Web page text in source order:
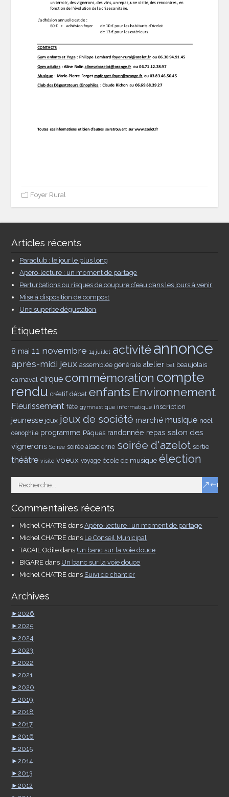
Foyer Rural
Articles récents
Paraclub : le jour le plus long
Apéro-lecture : un moment de partage
Perturbations ou risques de coupure d’eau dans les jours à venir
Mise à disposition de compost
Une superbe dégustation
Étiquettes
8 mai 11 novembre 14 juillet activitéannonce
après-midi jeux assemblée générale atelier bal beaujolais
carnaval cirque commémoration compte
rendu créatif débat enfants Environnement
Fleurissement fête gymnastique informatique inscription
jeunesse jeux jeux de société marché musique noël
oenophile programme Pâques randonnée repas salon des
vignerons Soirée soirée alsacienne soirée d'azelot sortie
théâtre visite voeux voyage école de musique élection
Commentaires récents
Michel CHATRE dansApéro-lecture : un moment de partage
Michel CHATRE dans Le Conseil Municipal
TACAIL Odile dans Un banc sur la voie douce
BIGARE dans Un banc sur la voie douce
Michel CHATRE dans Suivi de chantier
Archives
►2026
►2025
►2024
►2023
►2022
►2021
►2020
►2019
►2018
►2017
►2016
►2015
►2014
►2013
►2012